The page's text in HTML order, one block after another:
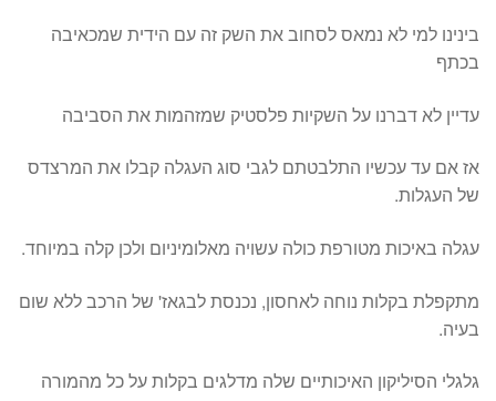
בינינו למי לא נמאס לסחוב את השק זה עם הידית שמכאיבה
בכתף
עדיין לא דברנו על השקיות פלסטיק שמזהמות את הסביבה
אז אם עד עכשיו התלבטתם לגבי סוג העגלה קבלו את המרצדס
של העגלות.
עגלה באיכות מטורפת כולה עשויה מאלומיניום ולכן קלה במיוחד.
מתקפלת בקלות נוחה לאחסון, נכנסת לבגאז' של הרכב ללא שום
בעיה.
גלגלי הסיליקון האיכותיים שלה מדלגים בקלות על כל מהמורה